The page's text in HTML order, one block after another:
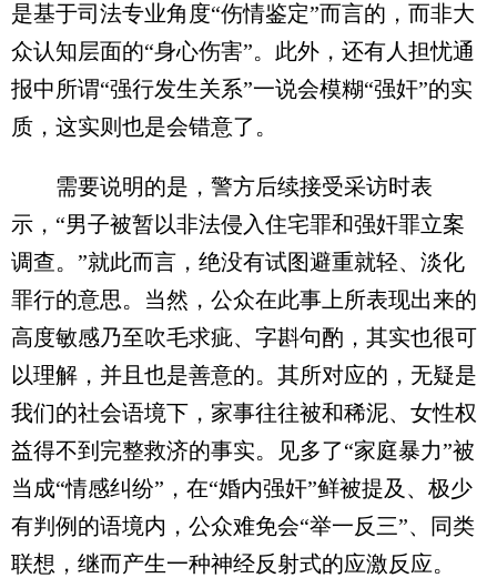
是基于司法专业角度“伤情鉴定”而言的，而非大
众认知层面的“身心伤害”。此外，还有人担忧通
报中所谓“强行发生关系”一说会模糊“强奸”的实
质，这实则也是会错意了。
需要说明的是，警方后续接受采访时表
示，“男子被暂以非法侵入住宅罪和强奸罪立案
调查。”就此而言，绝没有试图避重就轻、淡化
罪行的意思。当然，公众在此事上所表现出来的
高度敏感乃至吹毛求疵、字斟句酌，其实也很可
以理解，并且也是善意的。其所对应的，无疑是
我们的社会语境下，家事往往被和稀泥、女性权
益得不到完整救济的事实。见多了“家庭暴力”被
当成“情感纠纷”，在“婚内强奸”鲜被提及、极少
有判例的语境内，公众难免会“举一反三”、同类
联想，继而产生一种神经反射式的应激反应。